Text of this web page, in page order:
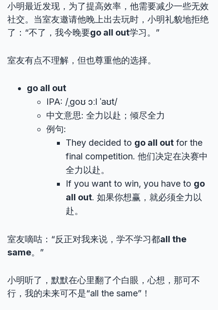
小明最近发现，为了提高效率，他需要减少一些无效
社交。当室友邀请他晚上出去玩时，小明礼貌地拒绝
了：“不了，我今晚要go all out学习。”
室友有点不理解，但也尊重他的选择。
go all out
IPA: /ˌɡoʊ ɔːl ˈaʊt/
中文意思: 全力以赴；倾尽全力
例句:
They decided to go all out for the
final competition. 他们决定在决赛中
全力以赴。
If you want to win, you have to go
all out. 如果你想赢，就必须全力以
赴。
室友嘀咕：“反正对我来说，学不学习都all the
same。”
小明听了，默默在心里翻了个白眼，心想，那可不
行，我的未来可不是“all the same”！